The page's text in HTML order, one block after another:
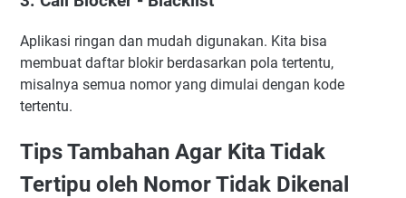
Aplikasi ringan dan mudah digunakan. Kita bisa
membuat daftar blokir berdasarkan pola tertentu,
misalnya semua nomor yang dimulai dengan kode
tertentu.
Tips Tambahan Agar Kita Tidak
Tertipu oleh Nomor Tidak Dikenal